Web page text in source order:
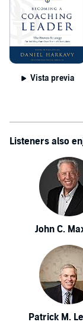
Vista previa
Listeners also
John C.
Patrick M.